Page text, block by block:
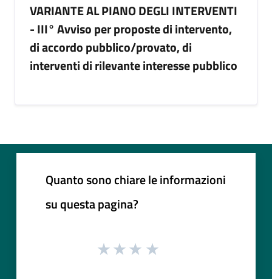
VARIANTE AL PIANO DEGLI INTERVENTI
- III° Avviso per proposte di intervento,
di accordo pubblico/provato, di
interventi di rilevante interesse pubblico
Quanto sono chiare le informazioni
su questa pagina?